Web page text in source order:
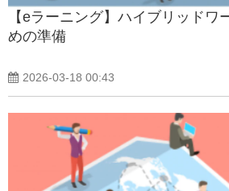
【eラーニング】ハイブリッドワ
めの準備
2026-03-18 00:43